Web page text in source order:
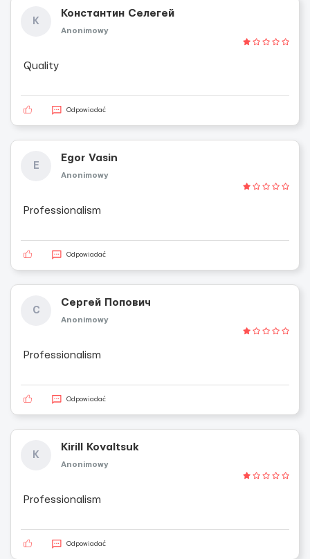
К
Константин Селегей
Anonimowy
Quality
Odpowiadać
E
Egor Vasin
Anonimowy
Professionalism
Odpowiadać
С
Сергей Попович
Anonimowy
Professionalism
Odpowiadać
K
Kirill Kovaltsuk
Anonimowy
Professionalism
Odpowiadać